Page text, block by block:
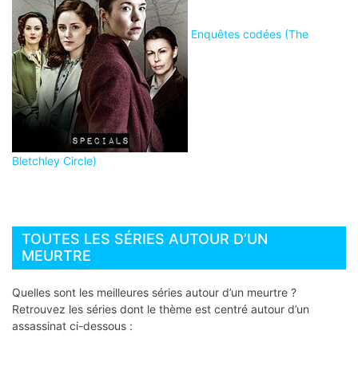
Enquêtes codées (The
Bletchley Circle)
TOUTES LES SÉRIES AUTOUR D’UN
MEURTRE
Quelles sont les meilleures séries autour d’un meurtre ?
Retrouvez les séries dont le thème est centré autour d’un
assassinat ci-dessous :